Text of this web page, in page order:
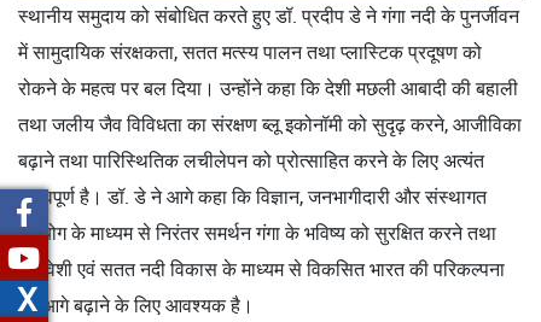
स्थानीय समुदाय को संबोधित करते हुए डॉ. प्रदीप डे ने गंगा नदी के पुनर्जीवन
में सामुदायिक संरक्षकता, सतत मत्स्य पालन तथा प्लास्टिक प्रदूषण को
रोकने के महत्व पर बल दिया। उन्होंने कहा कि देशी मछली आबादी की बहाली
तथा जलीय जैव विविधता का संरक्षण ब्लू इकोनॉमी को सुदृढ़ करने, आजीविका
बढ़ाने तथा पारिस्थितिक लचीलेपन को प्रोत्साहित करने के लिए अत्यंत
महत्वपूर्ण है। डॉ. डे ने आगे कहा कि विज्ञान, जनभागीदारी और संस्थागत
सहयोग के माध्यम से निरंतर समर्थन गंगा के भविष्य को सुरक्षित करने तथा
समावेशी एवं सतत नदी विकास के माध्यम से विकसित भारत की परिकल्पना
को आगे बढ़ाने के लिए आवश्यक है।
X